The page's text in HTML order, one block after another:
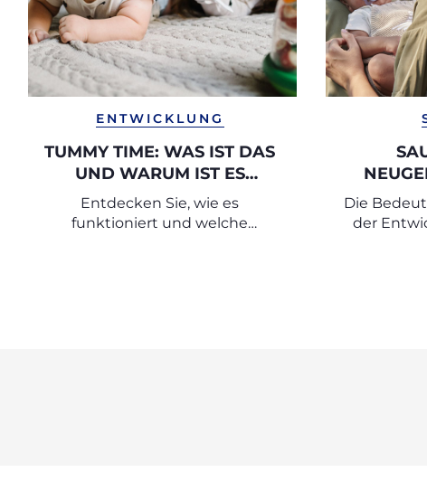
ENTWICKLUNG
TUMMY TIME: WAS IST DAS
UND WARUM IST ES
WICHTIG?
Entdecken Sie, wie es
funktioniert und welche
Die
der